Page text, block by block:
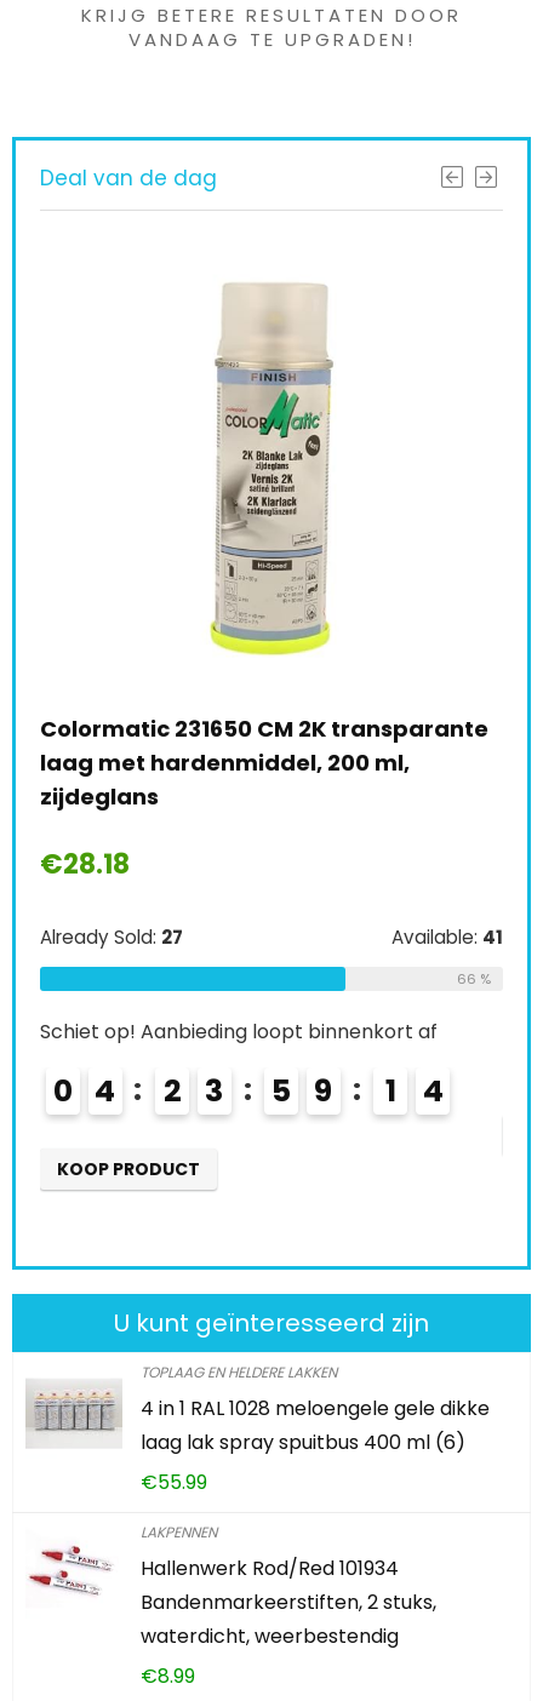
KRIJG BETERE RESULTATEN DOOR
VANDAAG TE UPGRADEN!
Deal van de dag
Colormatic 231650 CM 2K transparante
laag met hardenmiddel, 200 ml,
zijdeglans
€28.18
Already Sold: 27 Available: 41
66 %
Schiet op! Aanbieding loopt binnenkort af
0 4 2 3 5 9 1 3
KOOP PRODUCT
U kunt geïnteresseerd zijn
TOPLAAG EN HELDERE LAKKEN
4 in 1 RAL 1028 meloengele gele dikke
laag lak spray spuitbus 400 ml (6)
€55.99
LAKPENNEN
Hallenwerk Rod/Red 101934
Bandenmarkeerstiften, 2 stuks,
waterdicht, weerbestendig
€8.99